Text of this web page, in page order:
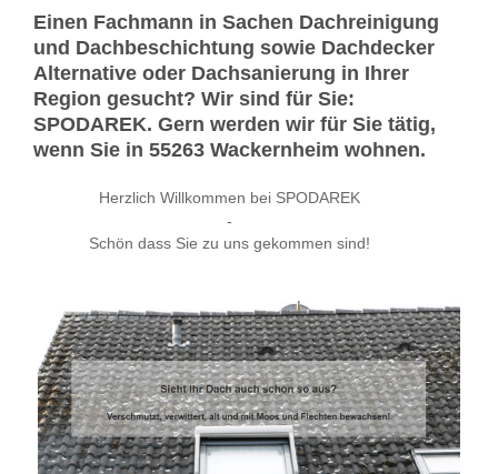
Einen Fachmann in Sachen Dachreinigung
und Dachbeschichtung sowie Dachdecker
Alternative oder Dachsanierung in Ihrer
Region gesucht? Wir sind für Sie:
SPODAREK. Gern werden wir für Sie tätig,
wenn Sie in 55263 Wackernheim wohnen.
Herzlich Willkommen bei SPODAREK
-
Schön dass Sie zu uns gekommen sind!